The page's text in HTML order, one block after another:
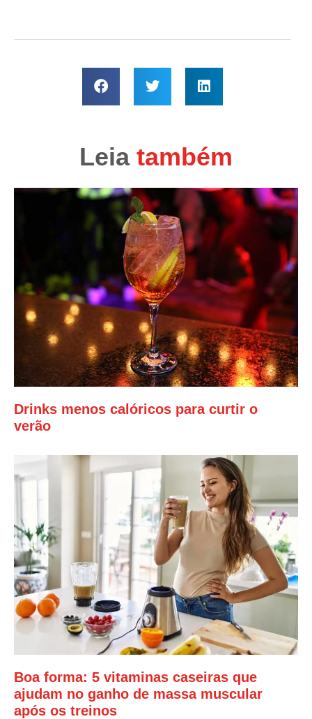
Leia também
Drinks menos calóricos para curtir o
verão
Boa forma: 5 vitaminas caseiras que
ajudam no ganho de massa muscular
após os treinos